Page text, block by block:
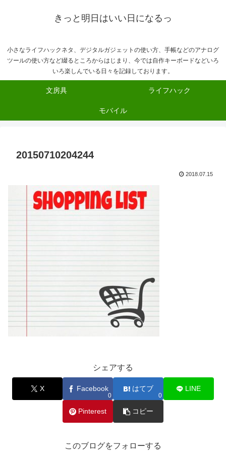
きっと明日はいい日になるっ
小さなライフハックネタ、デジタルガジェットの使い方、手帳などのアナログ
ツールの使い方など綴るところからはじまり、今では自作キーボードなどいろ
いろ楽しんでいる日々を記録しております。
文房具 ライフハック
モバイル
20150710204244
2018.07.15
シェアする
X Facebook
0
はてブ
0
LINE
Pinterest コピー
このブログをフォローする